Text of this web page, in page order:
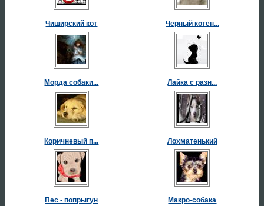
Чиширский кот Черный котен...
Морда собаки... Лайка с разн...
Коричневый п... Лохматенький
Пес - попрыгун Макро-собака